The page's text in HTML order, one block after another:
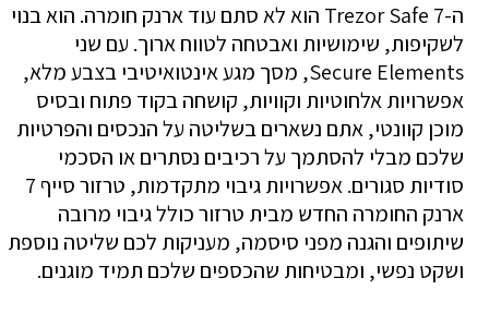
ה-Trezor Safe 7 הוא לא סתם עוד ארנק חומרה. הוא בנוי
לשקיפות, שימושיות ואבטחה לטווח ארוך. עם שני
Secure Elements, מסך מגע אינטואיטיבי בצבע מלא,
אפשרויות אלחוטיות וקוויות, קושחה בקוד פתוח ובסיס
מוכן קוונטי, אתם נשארים בשליטה על הנכסים והפרטיות
שלכם מבלי להסתמך על רכיבים נסתרים או הסכמי
סודיות סגורים. אפשרויות גיבוי מתקדמות, טרזור סייף 7
ארנק החומרה החדש מבית טרזור כולל גיבוי מרובה
שיתופים והגנה מפני סיסמה, מעניקות לכם שליטה נוספת
ושקט נפשי, ומבטיחות שהכספים שלכם תמיד מוגנים.